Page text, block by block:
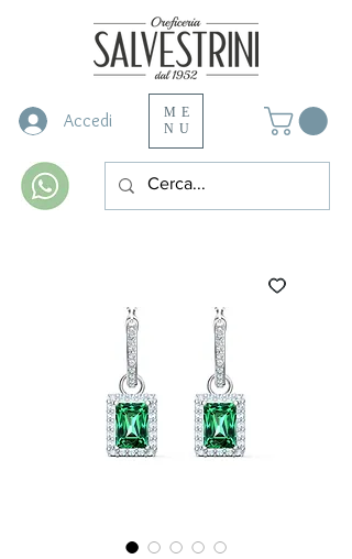
Accedi
ME
NU